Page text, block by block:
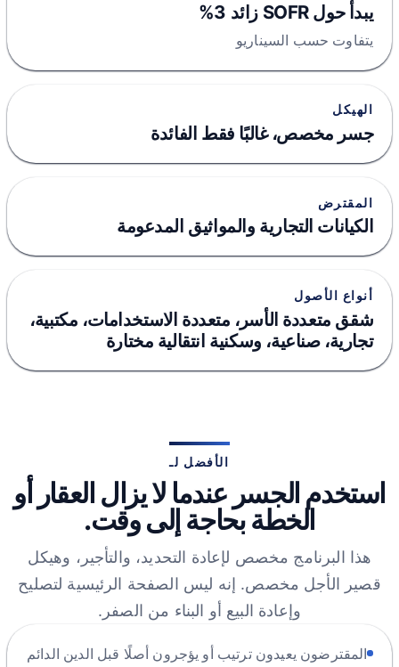
يبدأ حول SOFR زائد 3%
يتفاوت حسب السيناريو
الهيكل
جسر مخصص، غالبًا فقط الفائدة
المقترض
الكيانات التجارية والمواثيق المدعومة
أنواع الأصول
شقق متعددة الأسر، متعددة الاستخدامات، مكتبية،
تجارية، صناعية، وسكنية انتقالية مختارة
الأفضل لـ
استخدم الجسر عندما لا يزال العقار أو
الخطة بحاجة إلى وقت.
هذا البرنامج مخصص لإعادة التحديد، والتأجير، وهيكل
قصير الأجل مخصص. إنه ليس الصفحة الرئيسية لتصليح
وإعادة البيع أو البناء من الصفر.
المقترضون يعيدون ترتيب أو يؤجرون أصلًا قبل الدين الدائم